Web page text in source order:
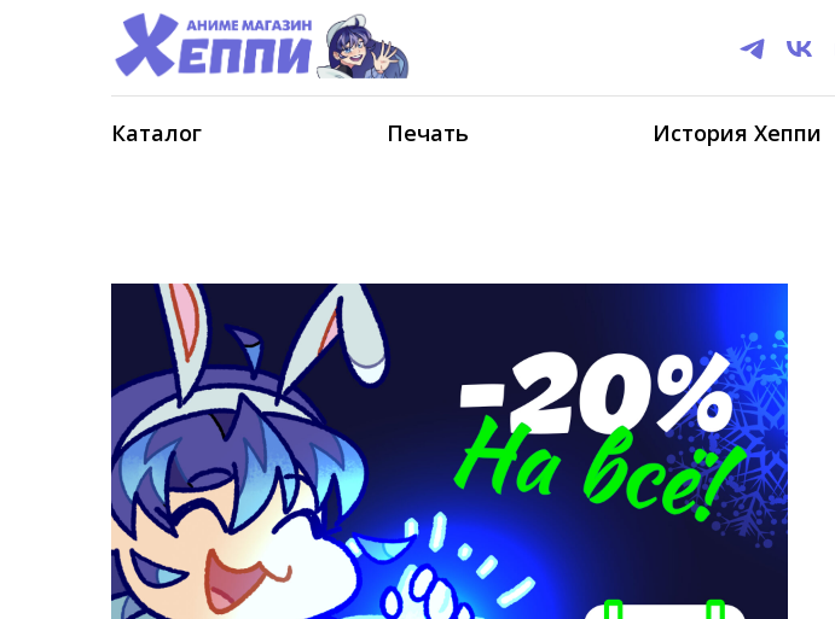
Каталог Печать История Хеппи